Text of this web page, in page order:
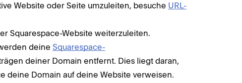
Website oder Seite umzuleiten, besuche URL-
Squarespace-Website weiterzuleiten.
deine Squarespace-
deiner Domain entfernt. Dies liegt daran,
deine Domain auf deine Website verweisen.